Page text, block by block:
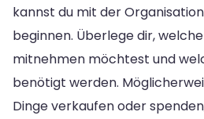
kannst du mit der
beginnen. Überlege dir,
mitnehmen möchtest und
benötigt werden.
Dinge verkaufen oder